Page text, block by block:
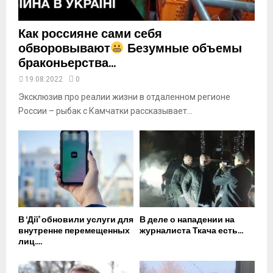
Как россияне сами себя
обворовывают Безумные объемы
браконьерства...
19.08.2022 0
Эксклюзив про реалии жизни в отдаленном регионе
России – рыбак с Камчатки рассказывает...
В ‘Дії’ обновили услуги для
внутренне перемещенных
лиц....
В деле о нападении на
журналиста Ткача есть...